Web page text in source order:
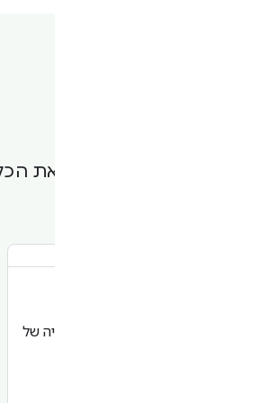
כאן תוכלו למצוא את
מדויקים בזמן אמת, תוך אופטימיזציה של